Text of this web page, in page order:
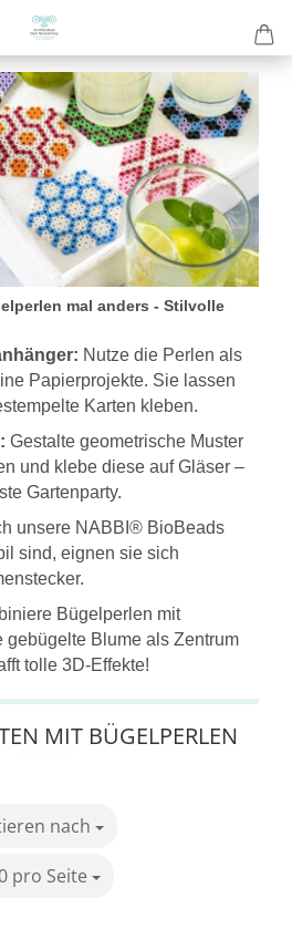
mal anders - Stilvolle
Nutze die Perlen als
Papierprojekte. Sie lassen
Karten kleben.
Gestalte geometrische Muster
und klebe diese auf Gläser –
Gartenparty.
unsere NABBI® BioBeads
sind, eignen sie sich
Bügelperlen mit
gebügelte Blume als Zentrum
tolle 3D-Effekte!
MIT BÜGELPERLEN
nach
nach
pro Seite
Seite